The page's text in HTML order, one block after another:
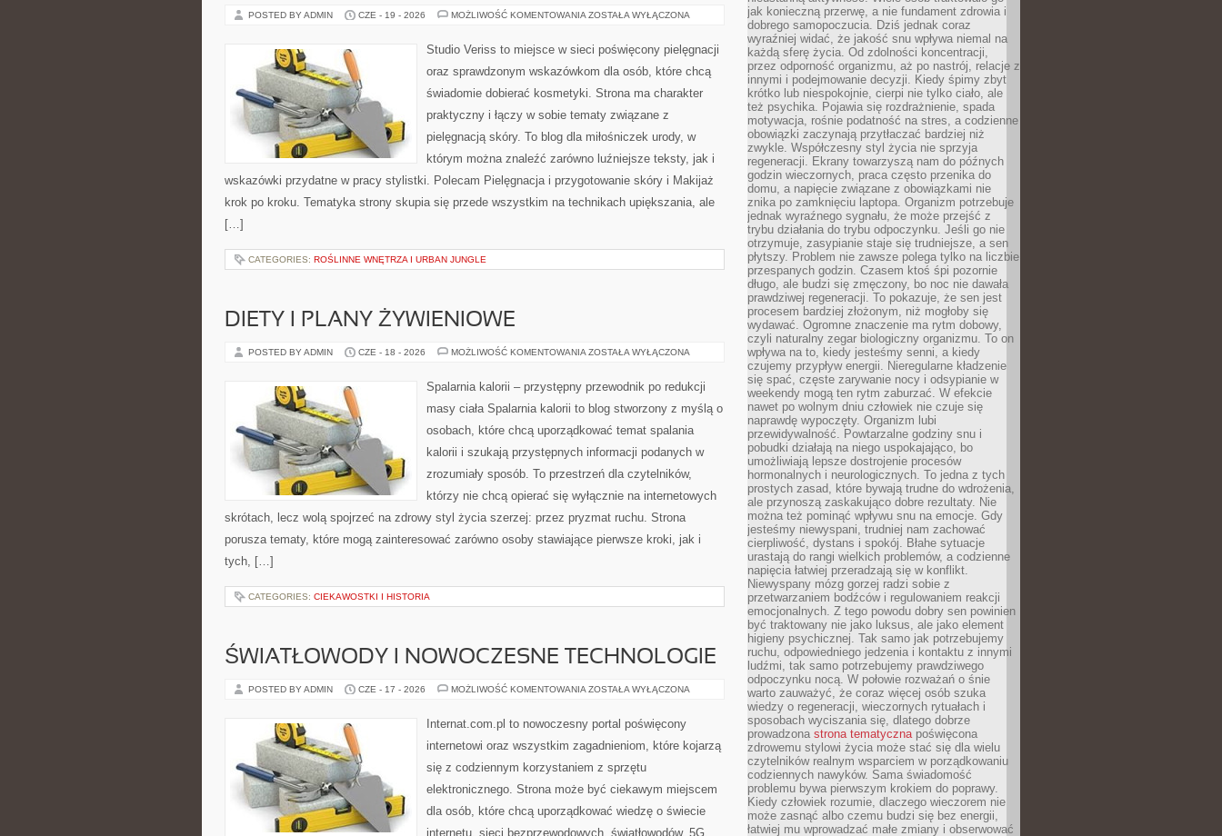
POSTED BY ADMIN CZE - 19 - 2026 MOŻLIWOŚĆ KOMENTOWANIA KOSMETYKI
ZOSTAŁA WYŁĄCZONA
Studio Veriss to miejsce w sieci poświęcony pielęgnacji
oraz sprawdzonym wskazówkom dla osób, które chcą
świadomie dobierać kosmetyki. Strona ma charakter
praktyczny i łączy w sobie tematy związane z
pielęgnacją skóry. To blog dla miłośniczek urody, w
którym można znaleźć zarówno luźniejsze teksty, jak i
wskazówki przydatne w pracy stylistki. Polecam Pielęgnacja i przygotowanie skóry i Makijaż
krok po kroku. Tematyka strony skupia się przede wszystkim na technikach upiększania, ale
[…]
CATEGORIES: ROŚLINNE WNĘTRZA I URBAN JUNGLE
DIETY I PLANY ŻYWIENIOWE
POSTED BY ADMIN CZE - 18 - 2026 MOŻLIWOŚĆ KOMENTOWANIA DIETY
ŻYWIENIOWE
ZOSTAŁA WYŁĄCZONA
Spalarnia kalorii – przystępny przewodnik po redukcji
masy ciała Spalarnia kalorii to blog stworzony z myślą o
osobach, które chcą uporządkować temat spalania
kalorii i szukają przystępnych informacji podanych w
zrozumiały sposób. To przestrzeń dla czytelników,
którzy nie chcą opierać się wyłącznie na internetowych
skrótach, lecz wolą spojrzeć na zdrowy styl życia szerzej: przez pryzmat ruchu. Strona
porusza tematy, które mogą zainteresować zarówno osoby stawiające pierwsze kroki, jak i
tych, […]
CATEGORIES: CIEKAWOSTKI I HISTORIA
ŚWIATŁOWODY I NOWOCZESNE TECHNOLOGIE
POSTED BY ADMIN CZE - 17 - 2026 MOŻLIWOŚĆ KOMENTOWANIA ŚWIATŁOWODY
TECHNOLOGIE
ZOSTAŁA WYŁĄCZONA
Internat.com.pl to nowoczesny portal poświęcony
internetowi oraz wszystkim zagadnieniom, które kojarzą
się z codziennym korzystaniem z sprzętu
elektronicznego. Strona może być ciekawym miejscem
dla osób, które chcą uporządkować wiedzę o świecie
internetu, sieci bezprzewodowych, światłowodów, 5G,
jak konieczną przerwę, a nie fundament zdrowia i
dobrego samopoczucia. Dziś jednak coraz
wyraźniej widać, że jakość snu wpływa niemal na
każdą sferę życia. Od zdolności koncentracji,
przez odporność organizmu, aż po nastrój, relacje z
innymi i podejmowanie decyzji. Kiedy śpimy zbyt
krótko lub niespokojnie, cierpi nie tylko ciało, ale
też psychika. Pojawia się rozdrażnienie, spada
motywacja, rośnie podatność na stres, a codzienne
obowiązki zaczynają przytłaczać bardziej niż
zwykle. Współczesny styl życia nie sprzyja
regeneracji. Ekrany towarzyszą nam do późnych
godzin wieczornych, praca często przenika do
domu, a napięcie związane z obowiązkami nie
znika po zamknięciu laptopa. Organizm potrzebuje
jednak wyraźnego sygnału, że może przejść z
trybu działania do trybu odpoczynku. Jeśli go nie
otrzymuje, zasypianie staje się trudniejsze, a sen
płytszy. Problem nie zawsze polega tylko na liczbie
przespanych godzin. Czasem ktoś śpi pozornie
długo, ale budzi się zmęczony, bo noc nie dawała
prawdziwej regeneracji. To pokazuje, że sen jest
procesem bardziej złożonym, niż mogłoby się
wydawać. Ogromne znaczenie ma rytm dobowy,
czyli naturalny zegar biologiczny organizmu. To on
wpływa na to, kiedy jesteśmy senni, a kiedy
czujemy przypływ energii. Nieregularne kładzenie
się spać, częste zarywanie nocy i odsypianie w
weekendy mogą ten rytm zaburzać. W efekcie
nawet po wolnym dniu człowiek nie czuje się
naprawdę wypoczęty. Organizm lubi
przewidywalność. Powtarzalne godziny snu i
pobudki działają na niego uspokajająco, bo
umożliwiają lepsze dostrojenie procesów
hormonalnych i neurologicznych. To jedna z tych
prostych zasad, które bywają trudne do wdrożenia,
ale przynoszą zaskakująco dobre rezultaty. Nie
można też pominąć wpływu snu na emocje. Gdy
jesteśmy niewyspani, trudniej nam zachować
cierpliwość, dystans i spokój. Błahe sytuacje
urastają do rangi wielkich problemów, a codzienne
napięcia łatwiej przeradzają się w konflikt.
Niewyspany mózg gorzej radzi sobie z
przetwarzaniem bodźców i regulowaniem reakcji
emocjonalnych. Z tego powodu dobry sen powinien
być traktowany nie jako luksus, ale jako element
higieny psychicznej. Tak samo jak potrzebujemy
ruchu, odpowiedniego jedzenia i kontaktu z innymi
ludźmi, tak samo potrzebujemy prawdziwego
odpoczynku nocą. W połowie rozważań o śnie
warto zauważyć, że coraz więcej osób szuka
wiedzy o regeneracji, wieczornych rytuałach i
sposobach wyciszania się, dlatego dobrze
prowadzona strona tematycznapoświęcona
zdrowemu stylowi życia może stać się dla wielu
czytelników realnym wsparciem w porządkowaniu
codziennych nawyków. Sama świadomość
problemu bywa pierwszym krokiem do poprawy.
Kiedy człowiek rozumie, dlaczego wieczorem nie
może zasnąć albo czemu budzi się bez energii,
łatwiej mu wprowadzać małe zmiany i obserwować